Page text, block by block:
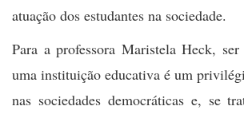
atuação dos estudantes na sociedade.
Para a professora Maristela Heck,
uma instituição educativa é um
nas sociedades democráticas e, se